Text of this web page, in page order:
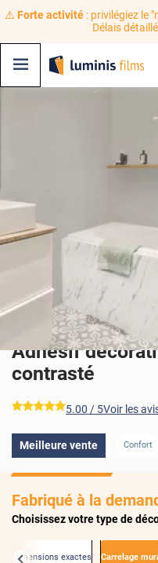
⚠️ Forte activité: privilégiez le
Délais
Adhésif
contrasté
*****
5.00 / 5Voir les
Meilleure vente Confort
Fabriqué à la
Choisissez votre type de
dimensions exactes Carrelage